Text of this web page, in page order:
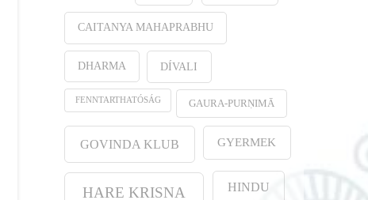
CAITANYA MAHAPRABHU
DHARMA DÍVALI
FENNTARTHATÓSÁG GAURA-PURṆIMĀ
GOVINDA KLUB GYERMEK
HARE KRISNA HINDU